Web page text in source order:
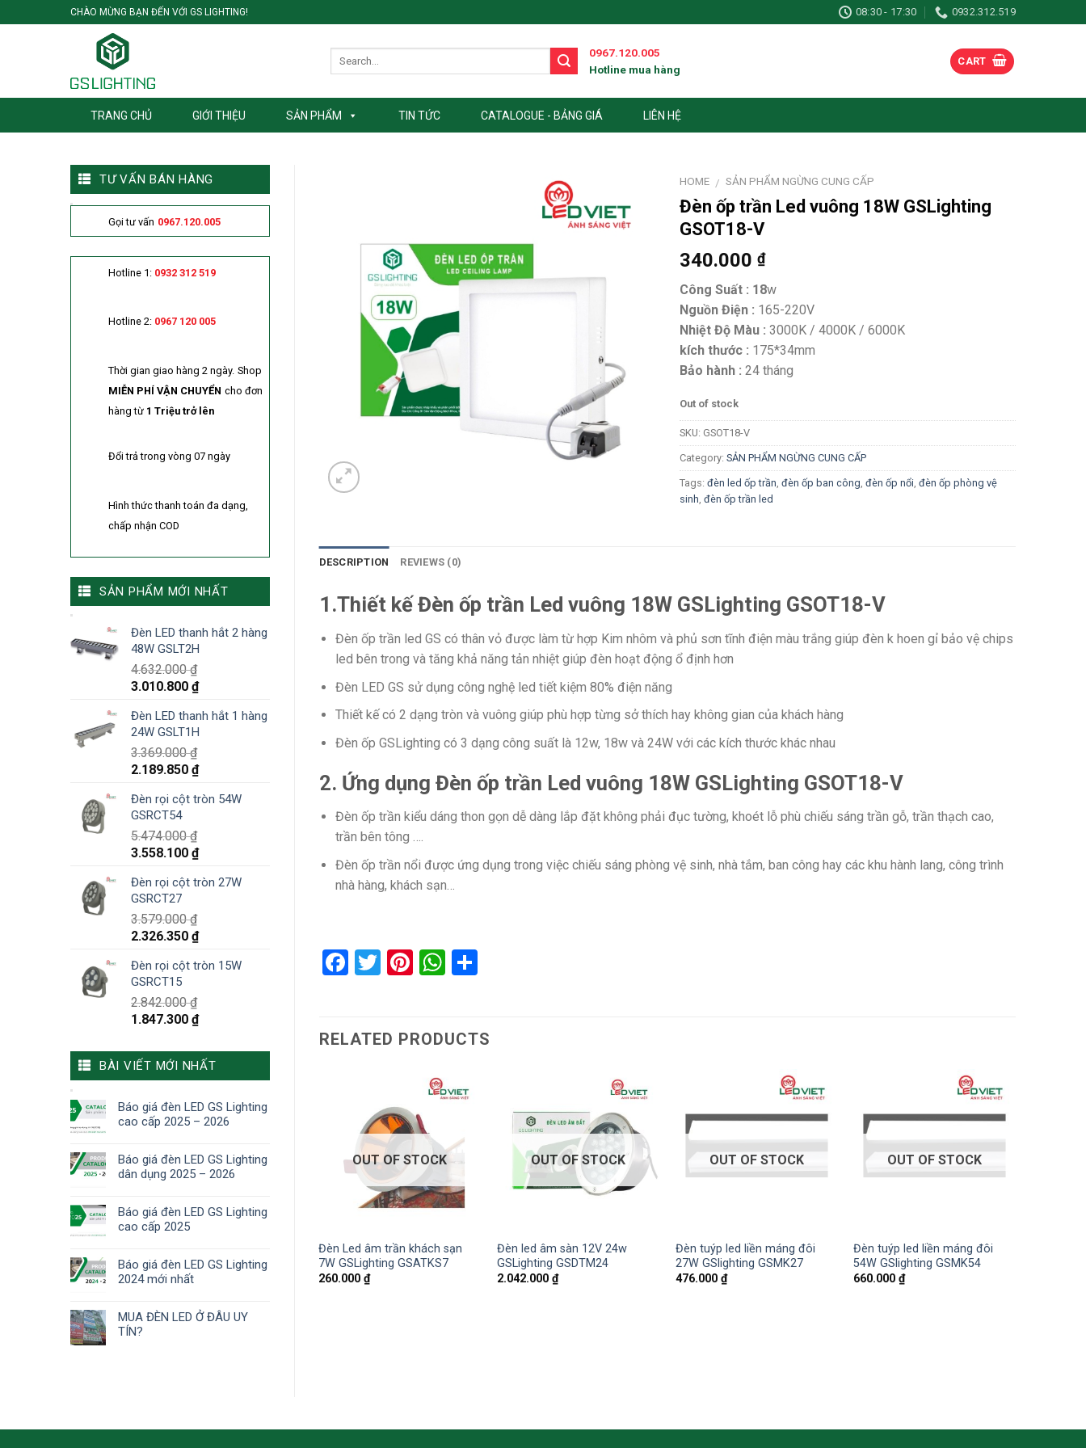
to
CHÀO MỪNG BẠN ĐẾN VỚI GS LIGHTING! 08:30 - 17:30 0932.312.519
0967.120.005
Hotline mua hàng
CART
TRANG CHỦ GIỚI THIỆU SẢN PHẨM TIN TỨC CATALOGUE - BẢNG GIÁ LIÊN HỆ
HOME / SẢN PHẨM NGỪNG CUNG CẤP
Đèn ốp trần Led vuông 18W GSLighting
GSOT18-V
340.000 ₫
Công Suất : 18w
Nguồn Điện : 165-220V
Nhiệt Độ Màu : 3000K / 4000K / 6000K
kích thước : 175*34mm
Bảo hành : 24 tháng
Out of stock
SKU: GSOT18-V
Category: SẢN PHẨM NGỪNG CUNG CẤP
Tags: đèn led ốp trần, đèn ốp ban công, đèn ốp nổi, đèn ốp phòng vệ
sinh, đèn ốp trần led
DESCRIPTION REVIEWS (0)
1.Thiết kế Đèn ốp trần Led vuông 18W GSLighting GSOT18-V
Đèn ốp trần led GS có thân vỏ được làm từ hợp Kim nhôm và phủ sơn tĩnh điện màu trắng giúp đèn k hoen gỉ bảo vệ chips
led bên trong và tăng khả năng tản nhiệt giúp đèn hoạt động ổ định hơn
Đèn LED GS sử dụng công nghệ led tiết kiệm 80% điện năng
Thiết kế có 2 dạng tròn và vuông giúp phù hợp từng sở thích hay không gian của khách hàng
Đèn ốp GSLighting có 3 dạng công suất là 12w, 18w và 24W với các kích thước khác nhau
2. Ứng dụng Đèn ốp trần Led vuông 18W GSLighting GSOT18-V
Đèn ốp trần kiểu dáng thon gọn dễ dàng lắp đặt không phải đục tường, khoét lỗ phù chiếu sáng trần gỗ, trần thạch cao,
trần bên tông ….
Đèn ốp trần nổi được ứng dụng trong việc chiếu sáng phòng vệ sinh, nhà tắm, ban công hay các khu hành lang, công trình
nhà hàng, khách sạn…
Facebook
Twitter
Pinterest
WhatsApp
Share
RELATED PRODUCTS
OUT OF STOCK
Đèn Led âm trần khách sạn
7W GSLighting GSATKS7
260.000₫
OUT OF STOCK
Đèn led âm sàn 12V 24w
GSLighting GSDTM24
2.042.000 ₫
OUT OF STOCK
Đèn tuýp led liền máng đôi
27W GSlighting GSMK27
476.000 ₫
OUT OF STOCK
Đèn tuýp led liền máng đôi
54W GSlighting GSMK54
660.000₫
OF STOCK
180.000₫
TƯ VẤN BÁN HÀNG
Gọi tư vấn 0967.120.005
Hotline 1: 0932 312 519
Hotline 2: 0967 120 005
Thời gian giao hàng 2 ngày. Shop
MIỄN PHÍ VẬN CHUYỂN cho đơn
hàng từ 1 Triệu trở lên
Đổi trả trong vòng 07 ngày
Hình thức thanh toán đa dạng,
chấp nhận COD
SẢN PHẨM MỚI NHẤT
Đèn LED thanh hắt 2 hàng
48W GSLT2H
4.632.000₫
3.010.800 ₫
Đèn LED thanh hắt 1 hàng
24W GSLT1H
3.369.000₫
2.189.850 ₫
Đèn rọi cột tròn 54W
GSRCT54
5.474.000₫
3.558.100 ₫
Đèn rọi cột tròn 27W
GSRCT27
3.579.000₫
2.326.350 ₫
Đèn rọi cột tròn 15W
GSRCT15
2.842.000₫
1.847.300 ₫
BÀI VIẾT MỚI NHẤT
Báo giá đèn LED GS Lighting
cao cấp 2025 – 2026
Báo giá đèn LED GS Lighting
dân dụng 2025 – 2026
Báo giá đèn LED GS Lighting
cao cấp 2025
Báo giá đèn LED GS Lighting
2024 mới nhất
MUA ĐÈN LED Ở ĐÂU UY
TÍN?